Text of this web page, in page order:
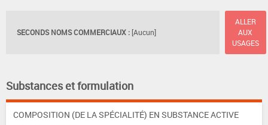
SECONDS NOMS COMMERCIAUX : [Aucun]
ALLER
AUX
USAGES
Substances et formulation
COMPOSITION (DE LA SPÉCIALITÉ) EN SUBSTANCE ACTIVE